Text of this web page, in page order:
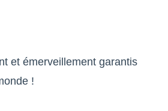
et émerveillement garantis
!